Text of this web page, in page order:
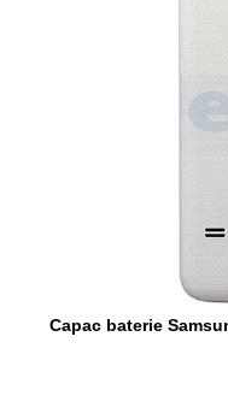
Capac baterie